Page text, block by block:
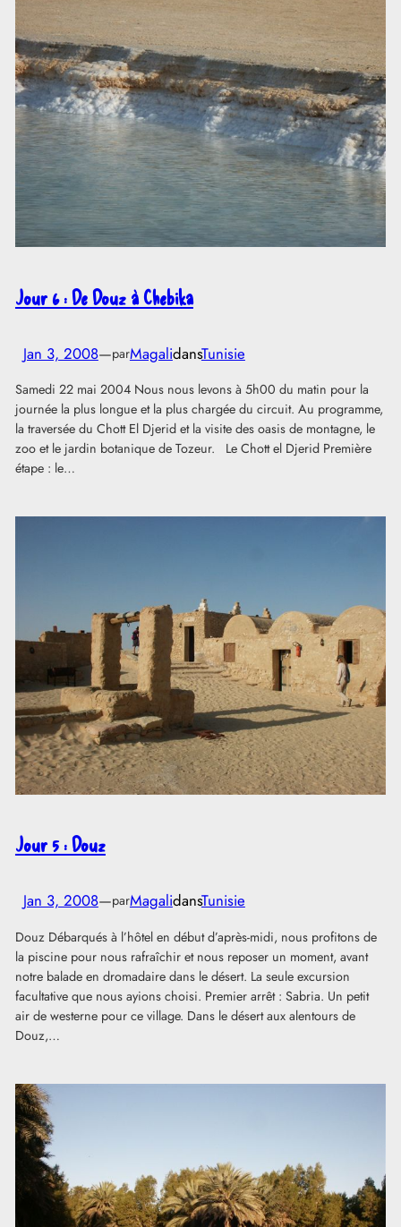
Jour 6 : De Douz à Chebika
Jan 3, 2008—parMagalidansTunisie
Samedi 22 mai 2004 Nous nous levons à 5h00 du matin pour la
journée la plus longue et la plus chargée du circuit. Au programme,
la traversée du Chott El Djerid et la visite des oasis de montagne, le
zoo et le jardin botanique de Tozeur. Le Chott el Djerid Première
étape : le…
Jour 5 : Douz
Jan 3, 2008—parMagalidansTunisie
Douz Débarqués à l’hôtel en début d’après-midi, nous profitons de
la piscine pour nous rafraîchir et nous reposer un moment, avant
notre balade en dromadaire dans le désert. La seule excursion
facultative que nous ayions choisi. Premier arrêt : Sabria. Un petit
air de westerne pour ce village. Dans le désert aux alentours de
Douz,…